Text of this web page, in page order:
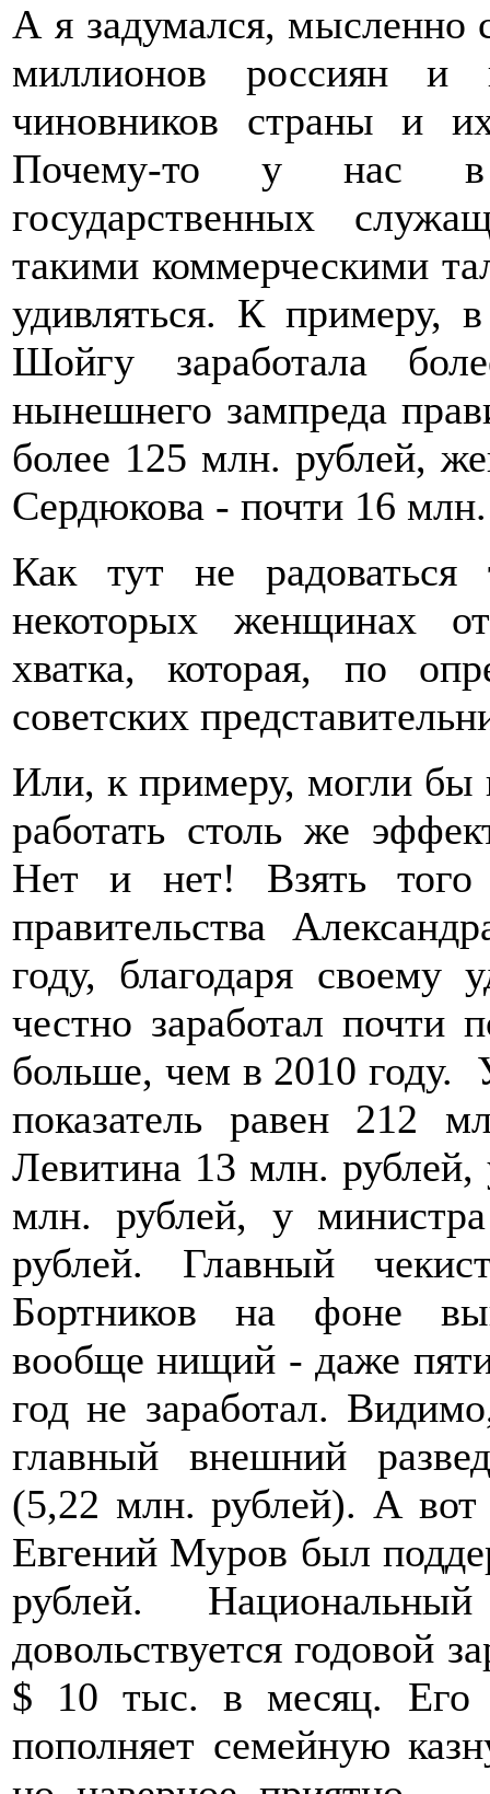
А я задумался, мысленно
миллионов россиян и
чиновников страны и
Почему-то у нас в
государственных
такими коммерческими
удивляться. К примеру,
Шойгу заработала
нынешнего зампреда
более 125 млн. рублей,
Сердюкова - почти 16
Как тут не
некоторых женщинах
хватка, которая, по
советских
Или, к примеру, могли
работать столь же
Нет и нет! Взять того
правительства
году, благодаря своему
честно заработал почти
больше, чем в 2010 году.
показатель равен 212
Левитина 13 млн.
млн. рублей, у
рублей. Главный
Бортников на фоне
вообще нищий - даже
год не заработал.
главный внешний
(5,22 млн. рублей). А
Евгений Муров был
рублей.
довольствуется годовой
$ 10 тыс. в месяц. Его
пополняет семейную